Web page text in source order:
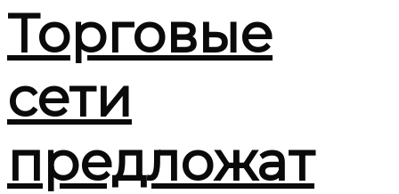
Торговые
сети
предложат